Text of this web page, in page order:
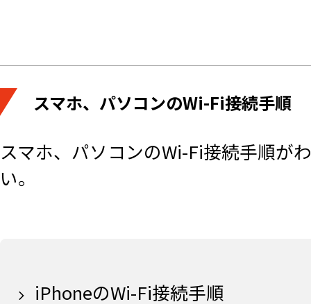
スマホ、パソコンのWi-Fi接続手順
スマホ、パソコンのWi-Fi接続手順が
い。
iPhoneのWi-Fi接続手順